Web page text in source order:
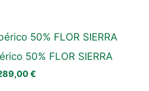
50% FLOR SIERRA
€